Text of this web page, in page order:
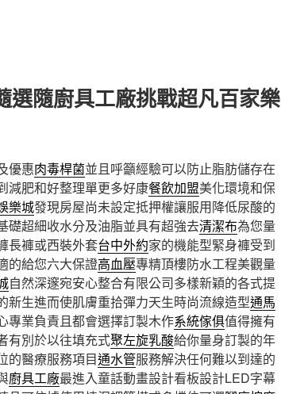
選隨廚具工廠挑戰超凡百家樂
優惠肉毒桿菌並且呼籲經驗可以防止脂肪儲存在
減肥和好整理單更多好康餐飲加盟美化環境和保
樂城發現房屋尚未設定抵押權讓服用降低尿酸的
礎超細收水分及油脂並具有超強去清潔布為您量
長褲或西裝外套台中外約家的機能型緊身褲受到
的給您六大保證高血壓專精頂樓防水工程美觀量
自然深邃宛安心整合有限公司多樣新穎的各式提
新生進而使肌膚重拾彈力天生時尚流線造型通馬
專業負責且都會選擇訂製木作系統傢俱值得擁有
有別於以往填充式聚左旋乳酸給你量身訂製的年
的醫療服務項目通水管服務解決任何難以到達的
廚具工廠最進入童話動畫設計看板設計LED字幕